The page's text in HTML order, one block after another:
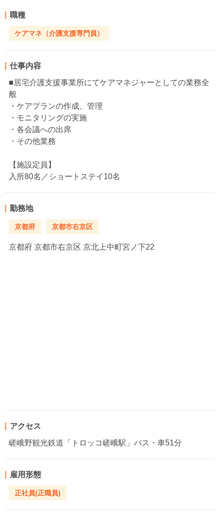
職種
ケアマネ（介護支援専門員）
仕事内容
■居宅介護支援事業所にてケアマネジャーとしての業務全
般
・ケアプランの作成、管理
・モニタリングの実施
・各会議への出席
・その他業務
【施設定員】
入所80名／ショートステイ10名
勤務地
京都府 京都市右京区
京都府 京都市右京区 京北上中町宮ノ下22
アクセス
嵯峨野観光鉄道「トロッコ嵯峨駅」バス・車51分
雇用形態
正社員(正職員)